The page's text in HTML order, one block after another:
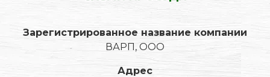
Зарегистрированное название компании
ВАРП, ООО
Адрес